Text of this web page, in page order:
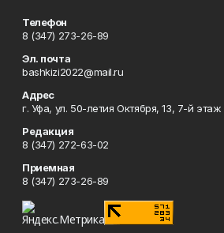
Телефон
8 (347) 273-26-89
Эл. почта
bashkizi2022@mail.ru
Адрес
г. Уфа, ул. 50-летия Октября, 13, 7-й этаж
Редакция
8 (347) 272-63-02
Приемная
8 (347) 273-26-89